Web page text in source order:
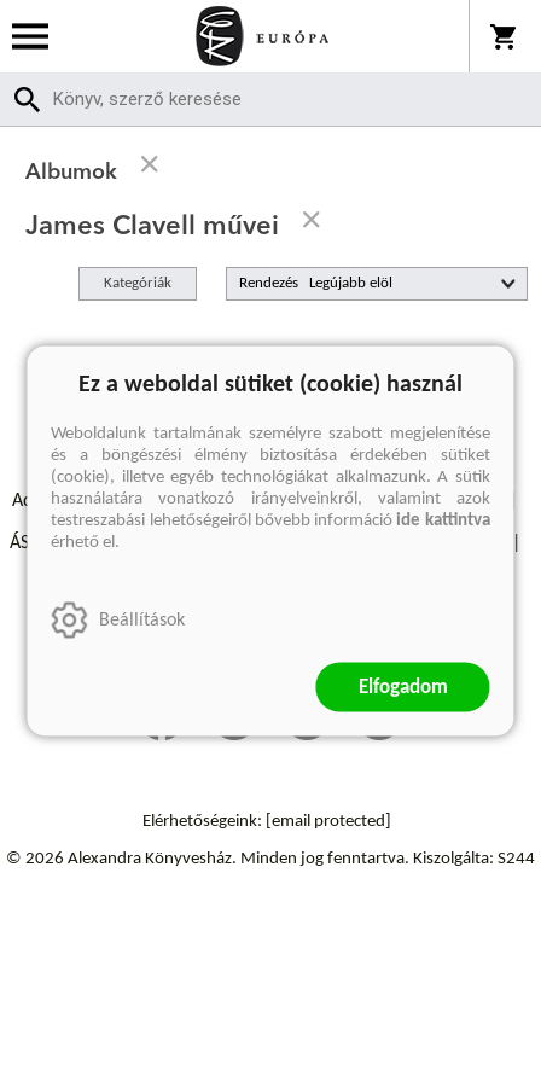
Albumok
James Clavell művei
Kategóriák Rendezés
A keresett kifejezésre nincs találat
Adatvédelmi szabályzatok Elállási felmondási nyilatkozat
ÁSZF - Vásárlási feltételek
Elérhetőségeink: [email protected]
© 2026 Alexandra Könyvesház. Minden jog fenntartva. Kiszolgálta: S244
Ez a weboldal sütiket (cookie) használ
Weboldalunk tartalmának személyre szabott megjelenítése
és a böngészési élmény biztosítása érdekében sütiket
(cookie), illetve egyéb technológiákat alkalmazunk. A sütik
használatára vonatkozó irányelveinkről, valamint azok
testreszabási lehetőségeiről bővebb információide kattintva
érhető el.
Beállítások
Elfogadom